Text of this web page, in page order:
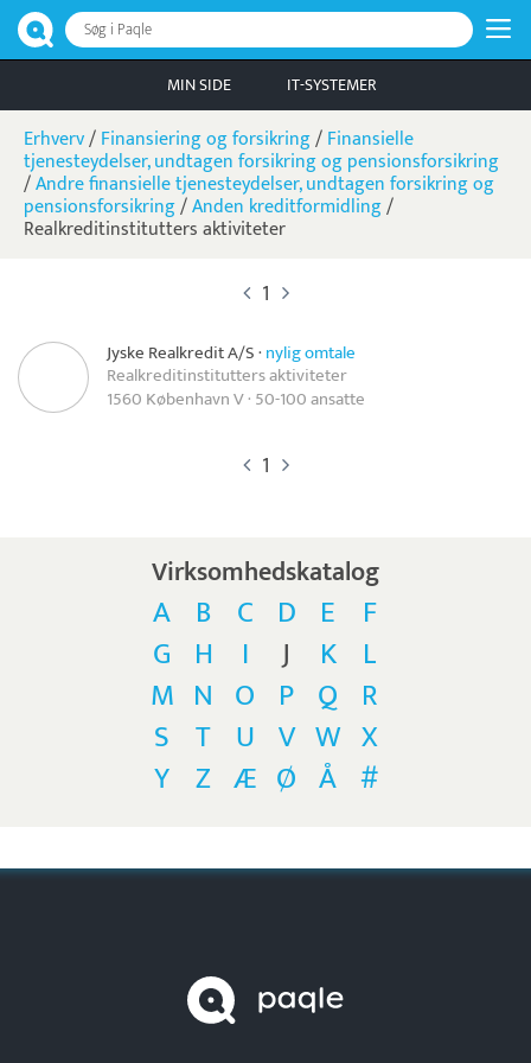
Søg i Paqle
MIN SIDE IT-SYSTEMER
Erhverv/Finansiering og forsikring/Finansielle
tjenesteydelser, undtagen forsikring og pensionsforsikring
/Andre finansielle tjenesteydelser, undtagen forsikring og
pensionsforsikring/Anden kreditformidling/
Realkreditinstitutters aktiviteter
1
Jyske Realkredit A/S·nylig omtale
Realkreditinstitutters aktiviteter
1560 København V · 50-100 ansatte
1
Virksomhedskatalog
A B C D E
F
G H I J K L
M N O P Q R
S T U V W X
Y Z Æ Ø Å #